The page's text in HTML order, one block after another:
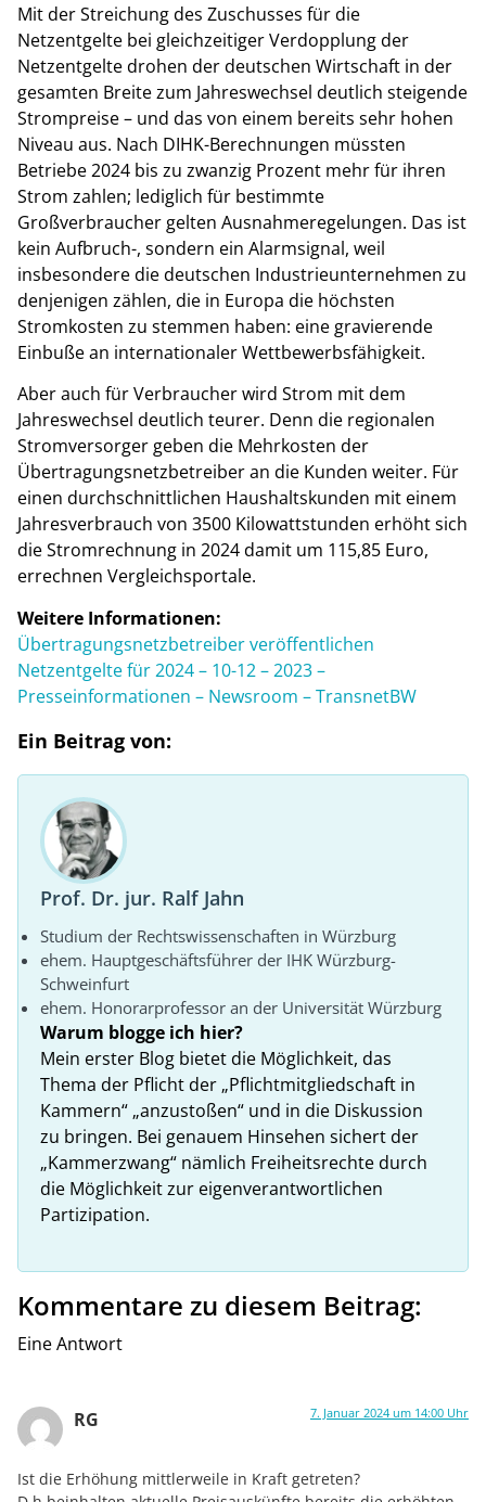
Mit der Streichung des Zuschusses für die
Netzentgelte bei gleichzeitiger Verdopplung der
Netzentgelte drohen der deutschen Wirtschaft in der
gesamten Breite zum Jahreswechsel deutlich steigende
Strompreise – und das von einem bereits sehr hohen
Niveau aus. Nach DIHK-Berechnungen müssten
Betriebe 2024 bis zu zwanzig Prozent mehr für ihren
Strom zahlen; lediglich für bestimmte
Großverbraucher gelten Ausnahmeregelungen. Das ist
kein Aufbruch-, sondern ein Alarmsignal, weil
insbesondere die deutschen Industrieunternehmen zu
denjenigen zählen, die in Europa die höchsten
Stromkosten zu stemmen haben: eine gravierende
Einbuße an internationaler Wettbewerbsfähigkeit.
Aber auch für Verbraucher wird Strom mit dem
Jahreswechsel deutlich teurer. Denn die regionalen
Stromversorger geben die Mehrkosten der
Übertragungsnetzbetreiber an die Kunden weiter. Für
einen durchschnittlichen Haushaltskunden mit einem
Jahresverbrauch von 3500 Kilowattstunden erhöht sich
die Stromrechnung in 2024 damit um 115,85 Euro,
errechnen Vergleichsportale.
Weitere Informationen:
Übertragungs­netz­betreiber veröffentlichen
Netzentgelte für 2024 – 10-12 – 2023 –
Presseinformationen – Newsroom – TransnetBW
Ein Beitrag von:
Prof. Dr. jur. Ralf Jahn
Studium der Rechtswissenschaften in Würzburg
ehem. Hauptgeschäftsführer der IHK Würzburg-
Schweinfurt
ehem. Honorarprofessor an der Universität Würzburg
Warum blogge ich hier?
Mein erster Blog bietet die Möglichkeit, das
Thema der Pflicht der „Pflichtmitgliedschaft in
Kammern“ „anzustoßen“ und in die Diskussion
zu bringen. Bei genauem Hinsehen sichert der
„Kammerzwang“ nämlich Freiheitsrechte durch
die Möglichkeit zur eigenverantwortlichen
Partizipation.
Kommentare zu diesem Beitrag:
Eine Antwort
RG 7. Januar 2024 um 14:00 Uhr
Ist die Erhöhung mittlerweile in Kraft getreten?